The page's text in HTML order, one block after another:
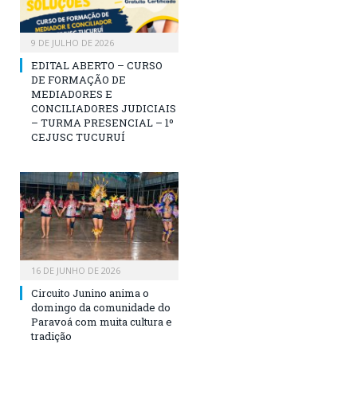
9 DE JULHO DE 2026
EDITAL ABERTO – CURSO
DE FORMAÇÃO DE
MEDIADORES E
CONCILIADORES JUDICIAIS
– TURMA PRESENCIAL – 1º
CEJUSC TUCURUÍ
16 DE JUNHO DE 2026
Circuito Junino anima o
domingo da comunidade do
Paravoá com muita cultura e
tradição